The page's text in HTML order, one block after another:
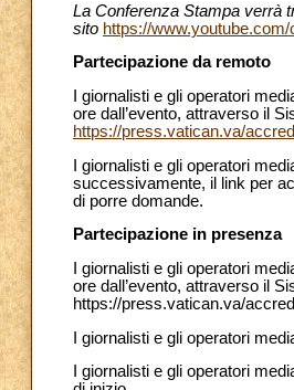
La Conferenza Stampa verrà
sito https://
Partecipazione da remoto
I giornalisti e gli operatori
ore dall’evento, attraverso il
https://press.vatican.va/
I giornalisti e gli operatori
successivamente, il link per
di porre domande.
Partecipazione in presenza
I giornalisti e gli operatori
ore dall’evento, attraverso il
https://press.vatican.va/
I giornalisti e gli operatori
I giornalisti e gli operatori